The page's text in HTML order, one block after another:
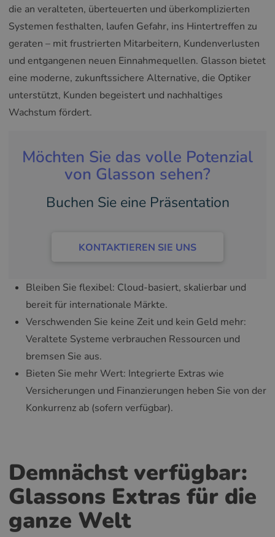
die an veralteten, überteuerten und überkomplizierten
Systemen festhalten, laufen Gefahr, ins Hintertreffen zu
geraten – mit frustrierten Mitarbeitern, Kundenverlusten
und entgangenen neuen Einnahmequellen. Glasson bietet
eine moderne, zukunftssichere Alternative, die Optiker
unterstützt, Kunden begeistert und nachhaltiges
Wachstum fördert.
Möchten Sie das volle Potenzial
von Glasson sehen?
Buchen Sie eine Präsentation
KONTAKTIEREN SIE UNS
Bleiben Sie flexibel: Cloud-basiert, skalierbar und
bereit für internationale Märkte.
Verschwenden Sie keine Zeit und kein Geld mehr:
Veraltete Systeme verbrauchen Ressourcen und
bremsen Sie aus.
Bieten Sie mehr Wert: Integrierte Extras wie
Versicherungen und Finanzierungen heben Sie von der
Konkurrenz ab (sofern verfügbar).
Demnächst verfügbar:
Glassons Extras für die
ganze Welt